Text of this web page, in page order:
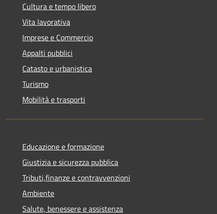
Cultura e tempo libero
Vita lavorativa
Imprese e Commercio
Appalti pubblici
Catasto e urbanistica
Turismo
Mobilità e trasporti
Educazione e formazione
Giustizia e sicurezza pubblica
Tributi,finanze e contravvenzioni
Ambiente
Salute, benessere e assistenza